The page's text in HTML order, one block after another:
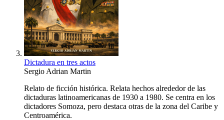
Dictadura en tres actos
Sergio Adrian Martin
Relato de ficción histórica. Relata hechos alrededor de las
dictaduras latinoamericanas de 1930 a 1980. Se centra en los
dictadores Somoza, pero destaca otras de la zona del Caribe y
Centroamérica.